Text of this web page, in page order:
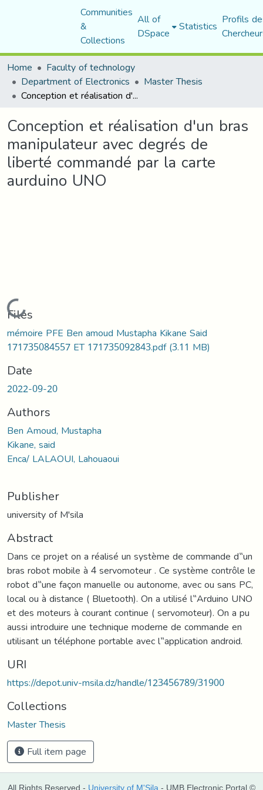
Communities
&
Collections
All of
DSpace Statistics Profils
Home
Faculty of technology
Department of Electronics Master Thesis
Conception et réalisation d'un bras manipulateur avec degrés de liberté commandé par la carte aurduino UNO
Conception et réalisation d'un bras
manipulateur avec degrés de
liberté commandé par la carte
aurduino UNO
Loading...
Files
mémoire PFE Ben amoud Mustapha Kikane Said
171735084557 ET 171735092843.pdf(3.11 MB)
Date
2022-09-20
Authors
Ben Amoud, Mustapha
Kikane, said
Enca/ LALAOUI, Lahouaoui
Publisher
university of M'sila
Abstract
Dans ce projet on a réalisé un système de commande d‟un
bras robot mobile à 4 servomoteur . Ce système contrôle le
robot d‟une façon manuelle ou autonome, avec ou sans PC,
local ou à distance ( Bluetooth). On a utilisé l‟Arduino UNO
et des moteurs à courant continue ( servomoteur). On a pu
aussi introduire une technique moderne de commande en
utilisant un téléphone portable avec l‟application android.
URI
https://depot.univ-msila.dz/handle/123456789/31900
Collections
Master Thesis
Full item page
All Rights Reserved - University of M'Sila - UMB Electronic Portal ©